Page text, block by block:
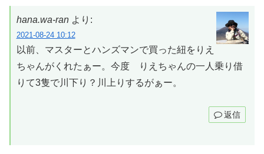
hana.wa-ran より:
2021-08-24 10:12
以前、マスターとハンズマンで買った紐をりえ
ちゃんがくれたぁー。今度 りえちゃんの一人乗り借
りて3隻で川下り？川上りするがぁー。
返信